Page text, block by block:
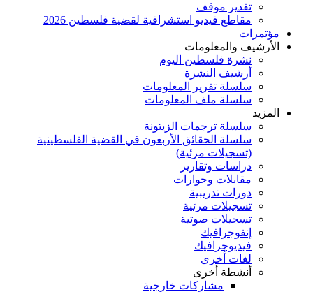
تقدير موقف
مقاطع فيديو استشرافية لقضية فلسطين 2026
مؤتمرات
الأرشيف والمعلومات
نشرة فلسطين اليوم
أرشيف النشرة
سلسلة تقرير المعلومات
سلسلة ملف المعلومات
المزيد
سلسلة ترجمات الزيتونة
سلسلة الحقائق الأربعون في القضية الفلسطينية
(تسجيلات مرئية)
دراسات وتقارير
مقابلات وحوارات
دورات تدريبية
تسجيلات مرئية
تسجيلات صوتية
إنفوجرافيك
فيديوجرافيك
لغات أخرى
أنشطة أخرى
مشاركات خارجية